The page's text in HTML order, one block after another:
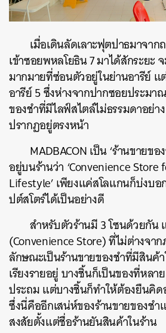
เมื่อเดินลัดเลาะฟุตปาธมาจา
เข้าซอยพหลโยธิน 7 มาได้สักระยะ
มากมายที่ซ่อนตัวอยู่ในย่านอารีย์ แ
อารีย์ 5 ซึ่งห่างจากปากซอยประมา
ของชำที่มีไลฟ์สไตล์ไม่ธรรมดาอย่าง
ปรากฏอยู่ตรงหน้า
MADBACON เป็น ‘ร้านขายข
อยู่บนร้านว่า ‘Convenience Store
Lifestyle’ เพียงแค่สโลแกนก็บ่งบ
ปต์สโตร์ได้เป็นอย่างดี
สำหรับตัวร้านมี 3 โซนด้วยกัน
(Convenience Store) ที่ไม่ต่างจา
ลักษณะเป็นร้านขายของชำที่มีสินค้
เรียงรายอยู่ บางชิ้นก็เป็นของที่หล
ประถม แต่บางชิ้นก็ทำให้ต้องยืนคิด
ซึ่งนี่คืออีกเสน่ห์ของร้านขายของช
สงสัยตั้งแต่ชื่อร้านยันสินค้าในร้าน